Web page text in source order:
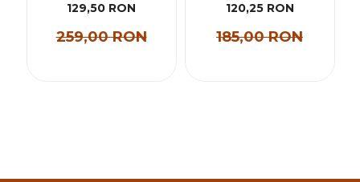
129,50 RON
259,00 RON
120,25 RON
185,00 RON